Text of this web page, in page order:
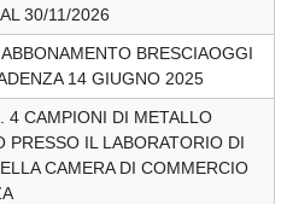
30/11/2026
BRESCIAOGGI
14 GIUGNO 2025
4 CAMPIONI DI METALLO
PRESSO IL LABORATORIO DI
CAMERA DI COMMERCIO